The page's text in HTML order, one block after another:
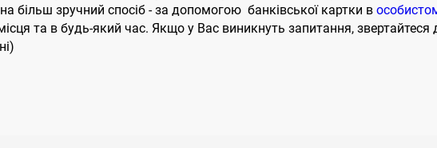
більш зручний спосіб - за допомогою банківської картки в
та в будь-який час. Якщо у Вас виникнуть запитання, звертайтеся